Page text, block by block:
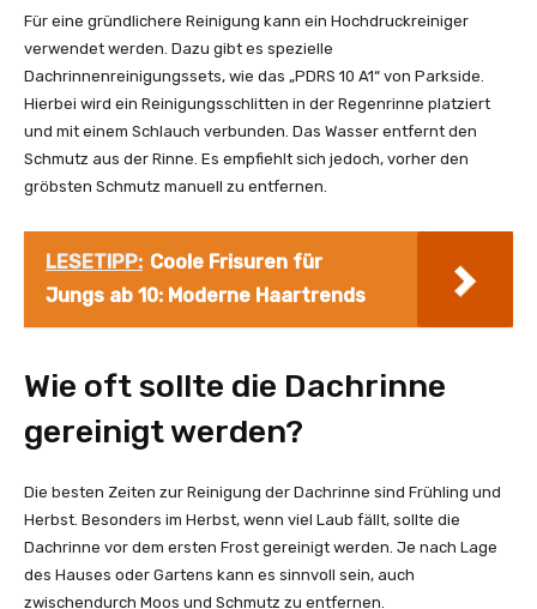
Für eine gründlichere Reinigung kann ein Hochdruckreiniger
verwendet werden. Dazu gibt es spezielle
Dachrinnenreinigungssets, wie das „PDRS 10 A1“ von Parkside.
Hierbei wird ein Reinigungsschlitten in der Regenrinne platziert
und mit einem Schlauch verbunden. Das Wasser entfernt den
Schmutz aus der Rinne. Es empfiehlt sich jedoch, vorher den
gröbsten Schmutz manuell zu entfernen.
LESETIPP: Coole Frisuren für
Jungs ab 10: Moderne Haartrends
Wie oft sollte die Dachrinne
gereinigt werden?
Die besten Zeiten zur Reinigung der Dachrinne sind Frühling und
Herbst. Besonders im Herbst, wenn viel Laub fällt, sollte die
Dachrinne vor dem ersten Frost gereinigt werden. Je nach Lage
des Hauses oder Gartens kann es sinnvoll sein, auch
zwischendurch Moos und Schmutz zu entfernen.